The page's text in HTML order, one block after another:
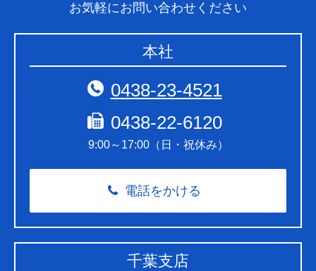
お気軽にお問い合わせください
本社
0438-23-4521
0438-22-6120
9:00～17:00（日・祝休み）
電話をかける
千葉支店